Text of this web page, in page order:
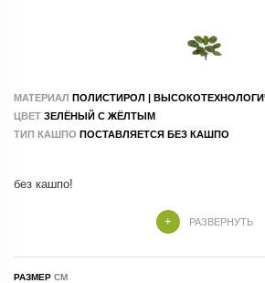
МАТЕРИАЛ ПОЛИСТИРОЛ |
ЦВЕТ ЗЕЛЁНЫЙ С ЖЁЛТЫМ
ТИП КАШПО ПОСТАВЛЯЕТСЯ БЕЗ КАШПО
без кашпо!
РАЗВЕРНУТЬ
РАЗМЕР